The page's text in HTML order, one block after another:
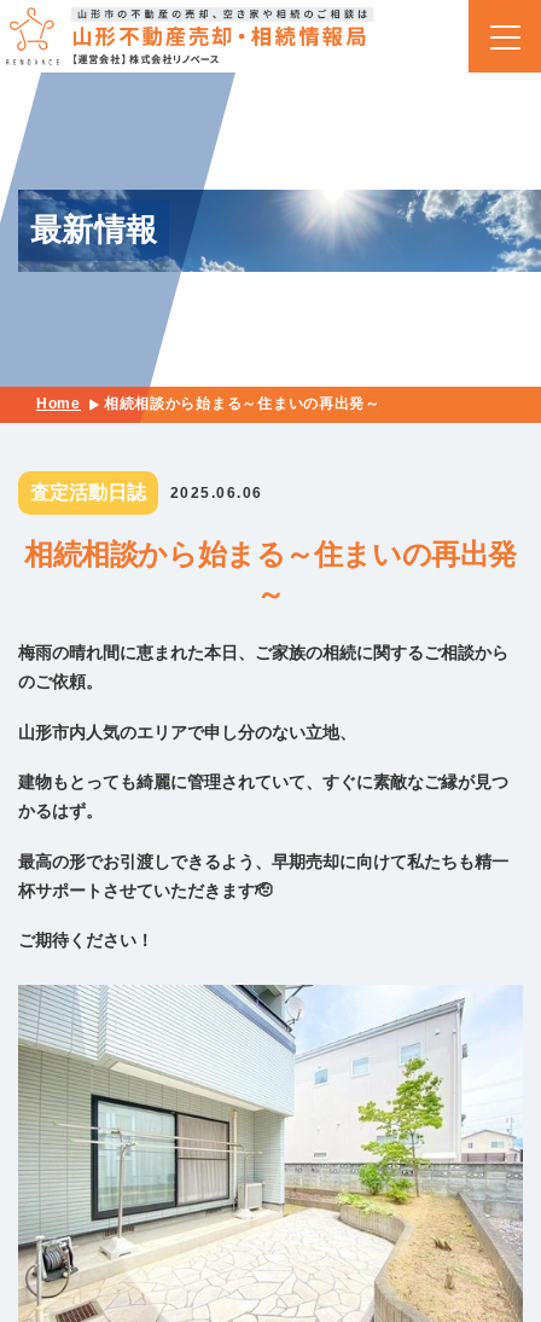
最新情報
Home 相続相談から始まる～住まいの再出発～
査定活動日誌 2025.06.06
相続相談から始まる～住まいの再出発
～
梅雨の晴れ間に恵まれた本日、ご家族の相続に関するご相談から
のご依頼。
山形市内人気のエリアで申し分のない立地、
建物もとっても綺麗に管理されていて、すぐに素敵なご縁が見つ
かるはず。
最高の形でお引渡しできるよう、早期売却に向けて私たちも精一
杯サポートさせていただきます🫡
ご期待ください！